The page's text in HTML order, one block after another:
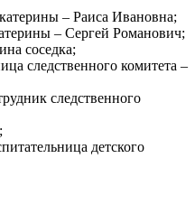
– Раиса Ивановна;
– Сергей Романович;
соседка;
следственного комитета –
следственного
детского